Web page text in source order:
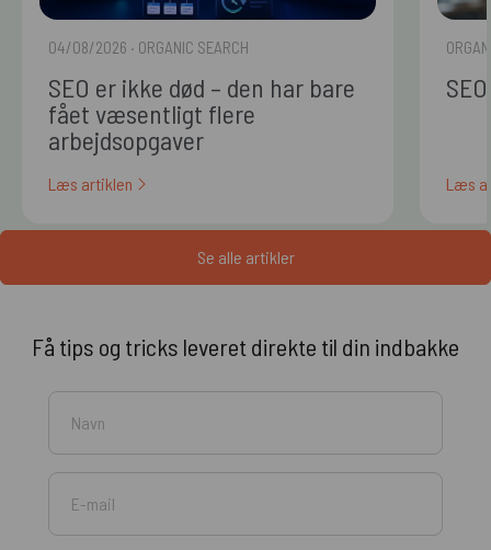
04/08/2026 · ORGANIC SEARCH
SEO er ikke død – den har bare
fået væsentligt flere
arbejdsopgaver
Læs artiklen Læs
Se alle artikler
Få tips og tricks leveret direkte til din indbakke